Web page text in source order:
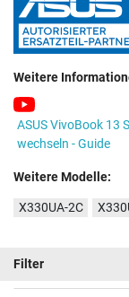
Weitere
ASUS VivoBook 13
wechseln - Guide
Weitere Modelle:
X330UA-2C
Filter